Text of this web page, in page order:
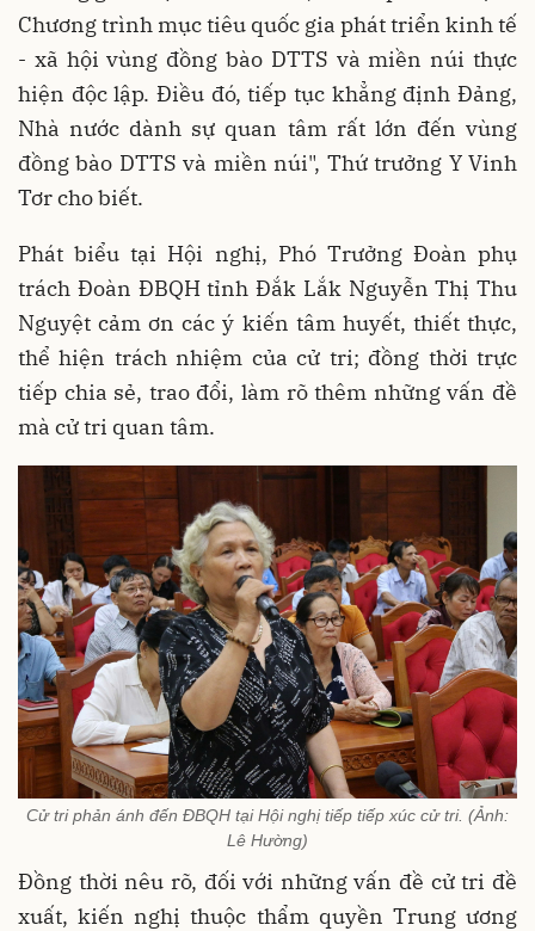
Chương trình mục tiêu quốc gia phát triển kinh tế
- xã hội vùng đồng bào DTTS và miền núi thực
hiện độc lập. Điều đó, tiếp tục khẳng định Đảng,
Nhà nước dành sự quan tâm rất lớn đến vùng
đồng bào DTTS và miền núi", Thứ trưởng Y Vinh
Tơr cho biết.
Phát biểu tại Hội nghị, Phó Trưởng Đoàn phụ
trách Đoàn ĐBQH tỉnh Đắk Lắk Nguyễn Thị Thu
Nguyệt cảm ơn các ý kiến tâm huyết, thiết thực,
thể hiện trách nhiệm của cử tri; đồng thời trực
tiếp chia sẻ, trao đổi, làm rõ thêm những vấn đề
mà cử tri quan tâm.
Cử tri phản ánh đến ĐBQH tại Hội nghị tiếp tiếp xúc cử tri. (Ảnh:
Lê Hường)
Đồng thời nêu rõ, đối với những vấn đề cử tri đề
xuất, kiến nghị thuộc thẩm quyền Trung ương